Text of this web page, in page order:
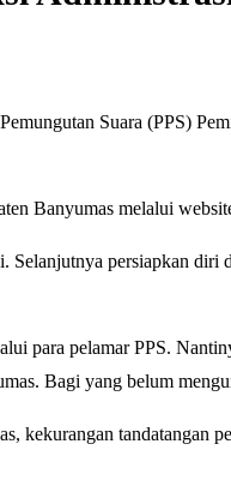
Suara (PPS)
Banyumas melalui
Selanjutnya persiapkan
para pelamar PPS.
Bagi yang belum
tandatangan